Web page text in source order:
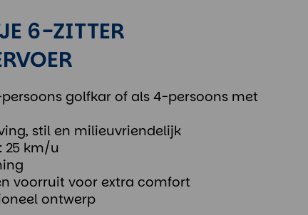
6-ZITTER
golfkar of als 4-persoons met
stil en milieuvriendelijk
25 km/u
voorruit voor extra comfort
ontwerp